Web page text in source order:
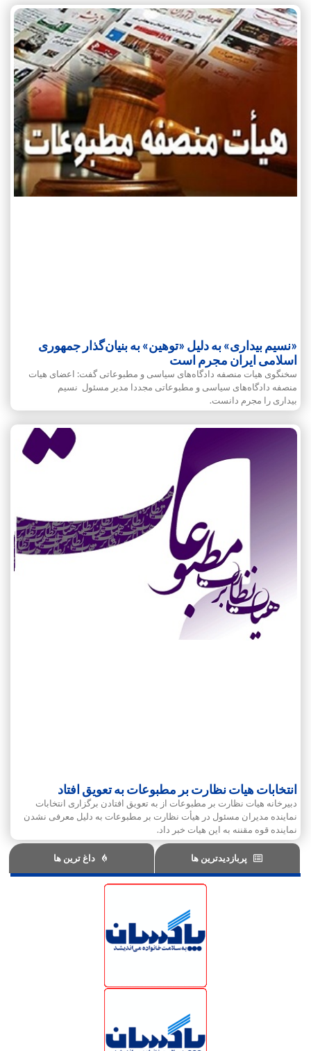
«نسیم بیداری» به دلیل «توهین» به بنیان‌گذار جمهوری
اسلامی ایران مجرم است
سخنگوی هیات منصفه دادگاه‌های سیاسی و مطبوعاتی گفت‌: اعضای هیات
منصفه دادگاه‌های سیاسی و مطبوعاتی مجددا مدیر مسئول نسیم
بیداری را مجرم دانست.
انتخابات هیات نظارت بر مطبوعات به تعویق افتاد
دبیرخانه هیات نظارت بر مطبوعات از به تعویق افتادن برگزاری انتخابات
نماینده مدیران مسئول در هیأت نظارت بر مطبوعات به دلیل معرفی نشدن
نماینده قوه مقننه به این هیات خبر داد.
پربازدیدترین ها داغ ترین ها